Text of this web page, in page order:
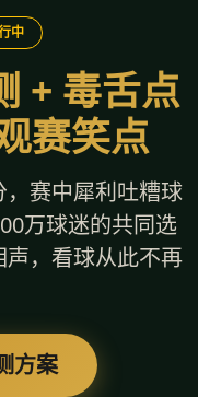
中
+ 毒舌点
赛笑点
赛中犀利吐糟球
万球迷的共同选
，看球从此不再
方案